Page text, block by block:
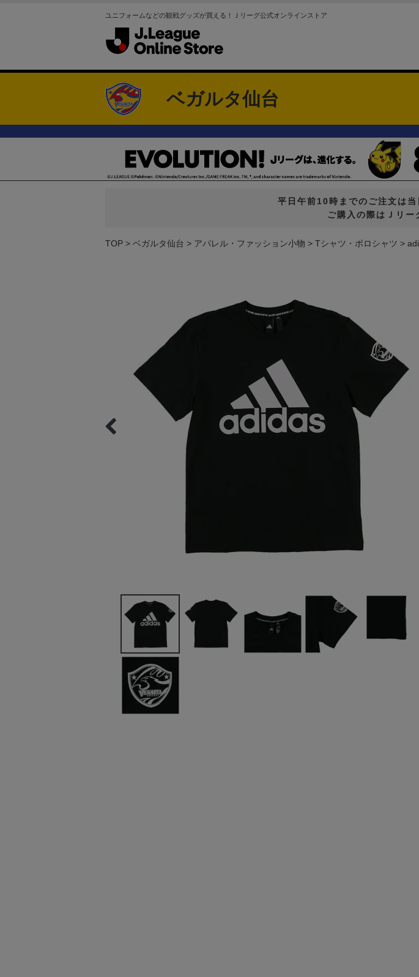
ユニフォームなどの観戦グッズが買える！Ｊリーグ公式オンラインストア
ベガルタ仙台
平日午前10時までのご注文は当
ご購入の際はＪリー
TOP ベガルタ仙台 アパレル・ファッション小物 Tシャツ・ポロシャツ